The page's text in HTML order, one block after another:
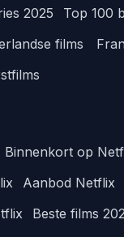
2025
Top 100
films
Binnenkort op
Aanbod Netflix
Beste films